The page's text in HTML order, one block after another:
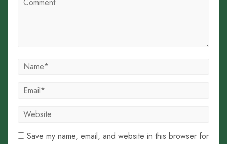
Save my name, email, and website in this browser for